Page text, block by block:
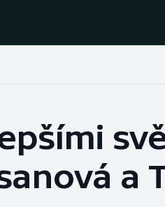
Baseball a softbal
Basketbal a